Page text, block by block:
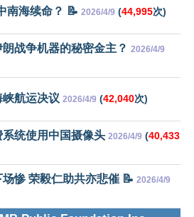
南海续命？ 📝 2026/4/9 (44,995次)
战争机器的秘密金主？ 2026/4/9
航运决议 2026/4/9 (42,040次)
统使用中国摄像头 2026/4/9 (40,433
惨 荣毅仁助共亦悲催 📝 2026/4/9